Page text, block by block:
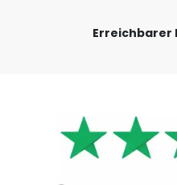
Erreichbarer